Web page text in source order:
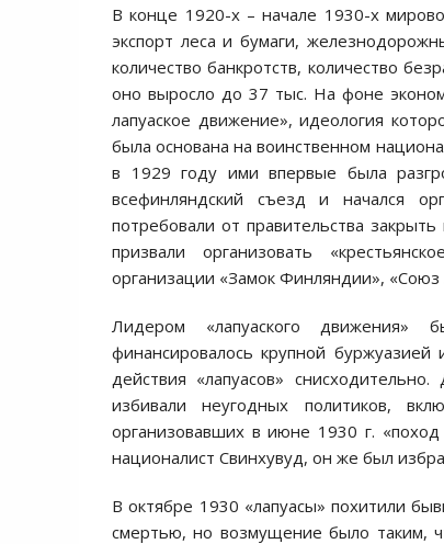
В конце 1920-х – начале 1930-х
экспорт леса и бумаги,
количество банкротств, количество
оно выросло до 37 тыс. На фоне
лапуаское движение», идеология
была основана на воинственном
в 1929 году ими впервые была
всефинляндский съезд и начался
потребовали от правительства
призвали организовать
организации «Замок Финляндии»,
Лидером «лапуаского движения»
финансировалось крупной
действия «лапуасов»
избивали неугодных политиков,
организовавших в июне 1930 г.
националист Свинхувуд, он же был
В октябре 1930 «лапуасы» похитили
смертью, но возмущение было таким,